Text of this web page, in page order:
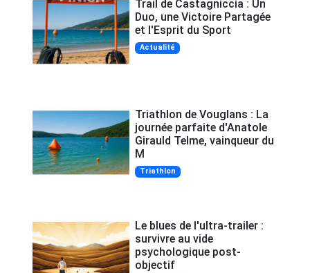
Trail de Castagniccia : Un
Duo, une Victoire Partagée
et l'Esprit du Sport
Actualité
Triathlon de Vouglans : La
journée parfaite d'Anatole
Girauld Telme, vainqueur du
M
Triathlon
Le blues de l'ultra-trailer :
survivre au vide
psychologique post-
objectif